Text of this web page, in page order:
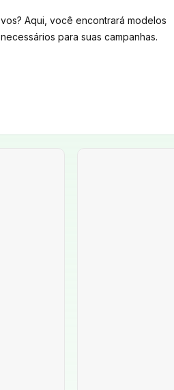
Aqui, você encontrará modelos
para suas campanhas.